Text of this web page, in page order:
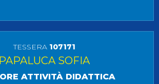
TESSERA 107171
PAPALUCA SOFIA
ATTIVITÀ DIDATTICA